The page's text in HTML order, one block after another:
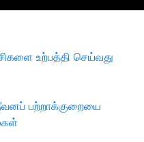
உற்பத்தி செய்வது
பற்றாக்குறையை